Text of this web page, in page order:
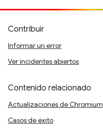
Contribuir
Informar un error
Ver incidentes abiertos
Contenido relacionado
Actualizaciones de Chromium
Casos de éxito